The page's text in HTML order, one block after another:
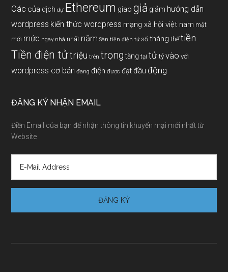
Các của dịch dự Ethereum giao giả giảm hướng dẫn
wordpress kiến thức wordpress mạng xã hội việt nam mật
mới mức ngay nhà nhất năm Sàn tiền điện tử số tháng thế tiền
Tiền điện tửtriệu trên trọng tăng tại tử tỷ vào với
wordpress cơ bản đang điện được đạtđầu động
ĐĂNG KÝ NHẬN EMAIL
Điền Email của bạn để nhận thông tin khuyến mại mới nhất từ
Website